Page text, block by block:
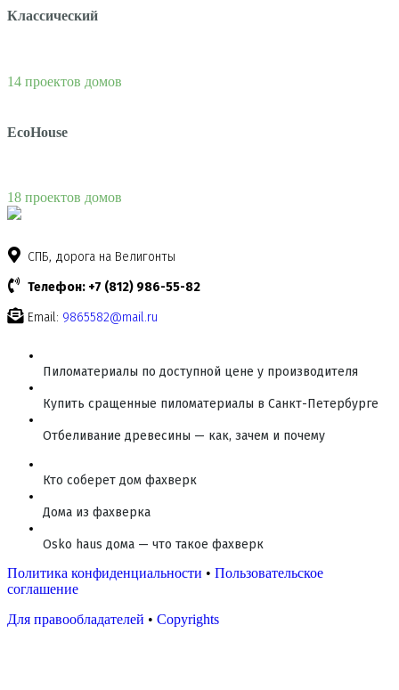
Классический
14 проектов домов
EcoHouse
18 проектов домов
СПБ, дорога на Велигонты
Телефон: +7 (812) 986-55-82
Email: 9865582@mail.ru
Пиломатериалы по доступной цене у производителя
Купить сращенные пиломатериалы в Санкт-Петербурге
Отбеливание древесины — как, зачем и почему
Кто соберет дом фахверк
Дома из фахверка
Osko haus дома — что такое фахверк
Политика конфиденциальности • Пользовательское
соглашение
Для правообладателей • Copyrights